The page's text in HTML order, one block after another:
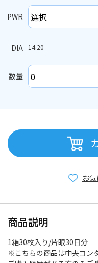
PWR
DIA 14.20
数量
お
商品説明
1箱30枚入り/片眼30日分
※こちらの商品は中央コン